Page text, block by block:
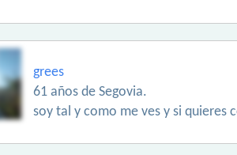
grees
61 años de Segovia.
soy tal y como me ves y si quieres